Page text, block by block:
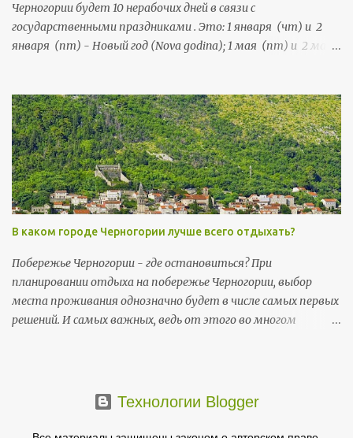
Черногории будет 10 нерабочих дней в связи с
государственными праздниками . Это: 1 января (чт) и 2
января (пт) - Новый год (Nova godina); 1 мая (пт) и 2 мая
и 14 июля (вт) - День государственности (Dan državnosti);
13 ноября (пт) и 14 ноября (сб) - Негошев день (Njegošev
dan), праздник черногорской культуры .
В каком городе Черногории лучше всего отдыхать?
Побережье Черногории - где остановиться? При
планировании отдыха на побережье Черногории, выбор
места проживания однозначно будет в числе самых первых
решений. И самых важных, ведь от этого во многом
сосредоточены на побережье.Технологии Blogger